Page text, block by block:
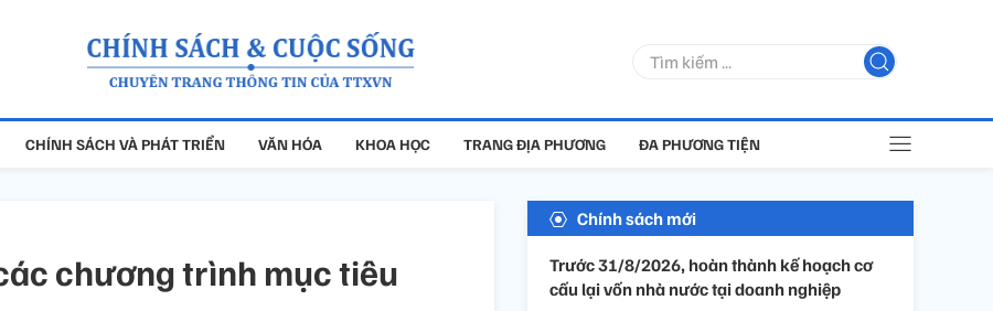
CHÍNH SÁCH VÀ PHÁT TRIỂN VĂN HÓA KHOA HỌC TRANG ĐỊA PHƯƠNG ĐA PHƯƠNG TIỆN
chương trình mục tiêu
Chính sách mới
Trước 31/8/2026, hoàn thành kế hoạch cơ
cấu lại vốn nhà nước tại doanh nghiệp